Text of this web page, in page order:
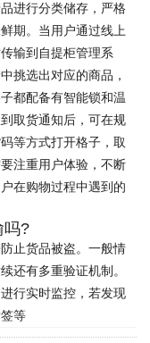
进行分类储存，严格
期。当用户通过线上
输到自提柜管理系
挑选出对应的商品，
都配备有智能锁和温
取货通知后，可在规
等方式打开格子，取
注重用户体验，不断
在购物过程中遇到的
吗?
止货品被盗。一般情
还有多重验证机制。
行实时监控，若发现
等